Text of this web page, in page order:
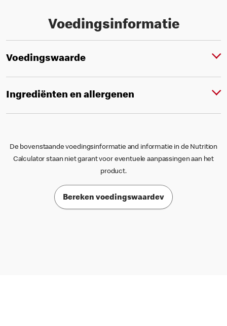
Voedingsinformatie
Voedingswaarde
Ingrediënten en allergenen
De bovenstaande voedingsinformatie and informatie in de Nutrition
Calculator staan niet garant voor eventuele aanpassingen aan het
product.
Bereken voedingswaardev